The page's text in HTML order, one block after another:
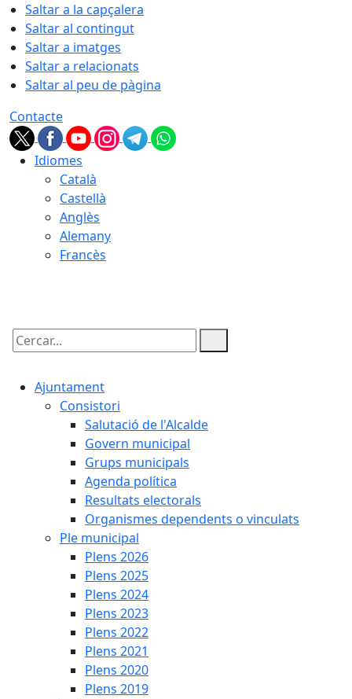
Saltar a la capçalera
Saltar al contingut
Saltar a imatges
Saltar a relacionats
Saltar al peu de pàgina
Contacte
Idiomes
Català
Castellà
Anglès
Alemany
Francès
Cercar:
Ajuntament
Consistori
Salutació de l'Alcalde
Govern municipal
Grups municipals
Agenda política
Resultats electorals
Organismes dependents o vinculats
Ple municipal
Plens 2026
Plens 2025
Plens 2024
Plens 2023
Plens 2022
Plens 2021
Plens 2020
Plens 2019